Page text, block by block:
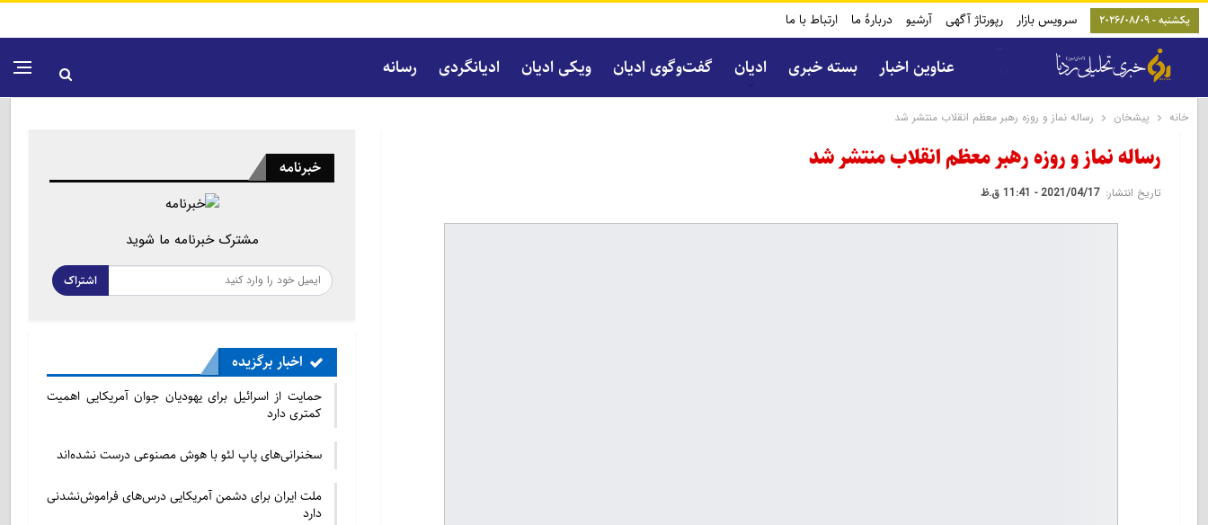
یکشنبه - 2026/08/09 سرویس بازار رپورتاژ آگهی آرشیو دربارۀ ما ارتباط با ما
عناوین اخبار بسته خبری ادیان گفت‌و‌گوی ادیان ویکی ادیان ادیانگردی رسانه
خانه پیشخان رساله نماز و روزه رهبر معظم انقلاب منتشر شد
رساله نماز و روزه رهبر معظم انقلاب منتشر شد
تاریخ انتشار: 2021/04/17 - 11:41 ق.ظ
خبرنامه
مشترک خبرنامه ما شوید
اشتراک
اخبار برگزیده
حمایت از اسرائیل برای یهودیان جوان آمریکایی اهمیت
کمتری دارد
سخنرانی‌های پاپ لئو با هوش مصنوعی درست نشده‌اند
ملت ایران برای دشمن آمریکایی درس‌های فراموش‌نشدنی
دارد